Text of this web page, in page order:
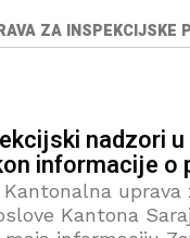
ZA INSPEKCIJSKE
nadzori
informacije o
Kantonalna uprava
Kantona